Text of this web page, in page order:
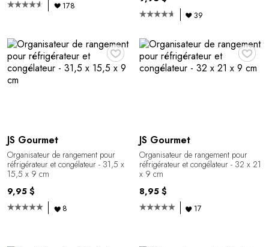
178
39
♥
JS Gourmet
Organisateur de rangement pour
réfrigérateur et congélateur - 31,5 x
15,5 x 9 cm
9,95 $
8
♥
JS Gourmet
Organisateur de rangement pour
réfrigérateur et congélateur - 32 x 21
x 9 cm
8,95 $
17